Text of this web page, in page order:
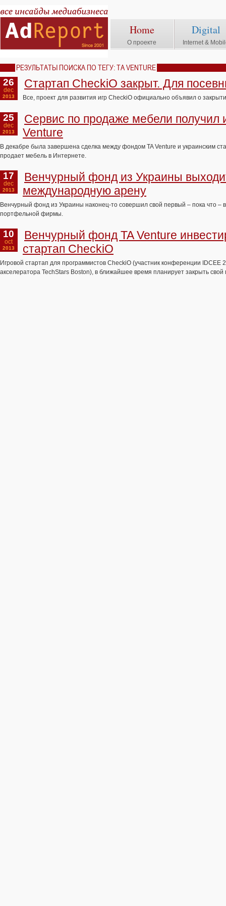
Home
О проекте
Digital
Internet &
РЕЗУЛЬТАТЫ ПОИСКА ПО ТЕГУ: TA VENTURE
26
dec
2013
Стартап CheckiO закрыт. Для
Все, проект для развития игр CheckiO официально объявил о
25
dec
2013
Сервис по продаже мебели получил
Venture
В декабре была завершена сделка между фондом TA Venture и украинским
продает мебель в Интернете.
17
dec
2013
Венчурный фонд из Украины
международную арену
Венчурный фонд из Украины наконец-то совершил свой первый – пока что –
портфельной фирмы.
10
oct
2013
Венчурный фонд TA Venture
стартап CheckiO
Игровой стартап для программистов CheckiO (участник конференции IDCEE
акселератора TechStars Boston), в ближайшее время планирует закрыть